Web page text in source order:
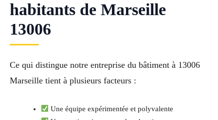
habitants de Marseille
13006
Ce qui distingue notre entreprise du bâtiment à 13006
Marseille tient à plusieurs facteurs :
Une équipe expérimentée et polyvalente